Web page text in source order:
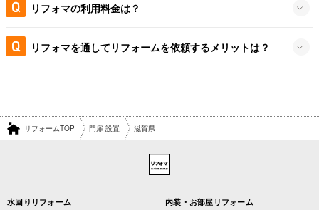
リフォマの利用料金は？
リフォマを通してリフォームを依頼するメリットは？
リフォームTOP 門扉 設置 滋賀県
水回りリフォーム 内装・お部屋リフォーム